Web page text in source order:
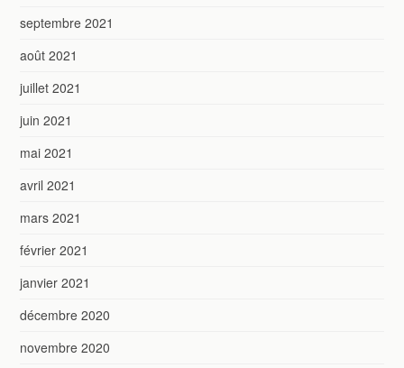
septembre 2021
août 2021
juillet 2021
juin 2021
mai 2021
avril 2021
mars 2021
février 2021
janvier 2021
décembre 2020
novembre 2020